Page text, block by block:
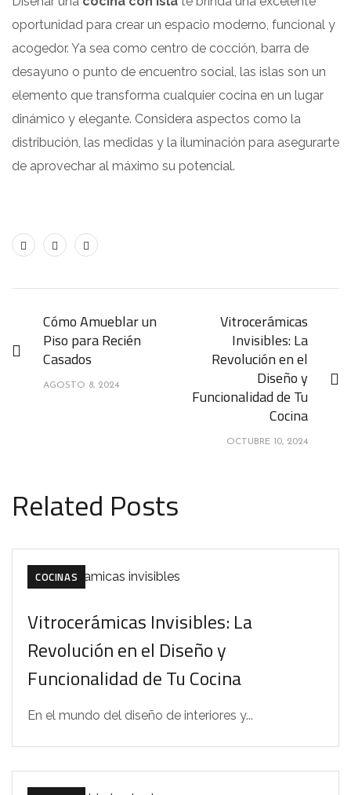
oportunidad para crear un espacio moderno, funcional y
acogedor. Ya sea como centro de cocción, barra de
desayuno o punto de encuentro social, las islas son un
elemento que transforma cualquier cocina en un lugar
dinámico y elegante. Considera aspectos como la
distribución, las medidas y la iluminación para asegurarte
de aprovechar al máximo su potencial.
Cómo Amueblar un
Piso para Recién
Casados
AGOSTO 8, 2024
Vitrocerámicas
Invisibles: La
Revolución en el
Diseño y
Funcionalidad de Tu
Cocina
OCTUBRE 10, 2024
Related Posts
COCINAS
Vitrocerámicas Invisibles: La
Revolución en el Diseño y
Funcionalidad de Tu Cocina
En el mundo del diseño de interiores y...